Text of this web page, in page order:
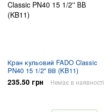
Кран кульовий FADO Classic
PN40 15 1/2'' ВВ (KB11)
235.50 грн Немає в наявності